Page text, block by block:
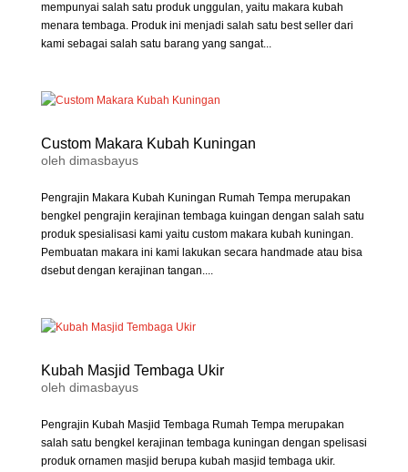
mempunyai salah satu produk unggulan, yaitu makara kubah
menara tembaga. Produk ini menjadi salah satu best seller dari
kami sebagai salah satu barang yang sangat...
Custom Makara Kubah Kuningan
oleh dimasbayus
Pengrajin Makara Kubah Kuningan Rumah Tempa merupakan
bengkel pengrajin kerajinan tembaga kuingan dengan salah satu
produk spesialisasi kami yaitu custom makara kubah kuningan.
Pembuatan makara ini kami lakukan secara handmade atau bisa
dsebut dengan kerajinan tangan....
Kubah Masjid Tembaga Ukir
oleh dimasbayus
Pengrajin Kubah Masjid Tembaga Rumah Tempa merupakan
salah satu bengkel kerajinan tembaga kuningan dengan spelisasi
produk ornamen masjid berupa kubah masjid tembaga ukir.